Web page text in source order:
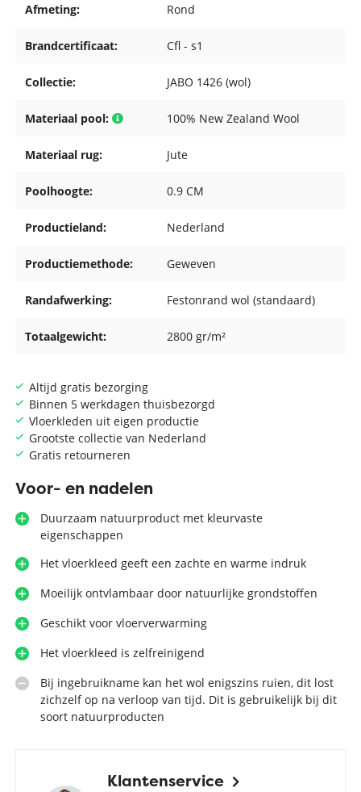
Altijd gratis bezorging
Binnen 5 werkdagen thuisbezorgd
Vloerkleden uit eigen productie
Grootste collectie van Nederland
Gratis retourneren
Voor- en nadelen
Duurzaam natuurproduct met kleurvaste
eigenschappen
Het vloerkleed geeft een zachte en warme indruk
Moeilijk ontvlambaar door natuurlijke grondstoffen
Geschikt voor vloerverwarming
Het vloerkleed is zelfreinigend
Bij ingebruikname kan het wol enigszins ruien, dit lost
zichzelf op na verloop van tijd. Dit is gebruikelijk bij dit
soort natuurproducten
Klantenservice
Afmeting: Rond
Brandcertificaat: Cfl - s1
Collectie: JABO 1426 (wol)
Materiaal pool: 100% New Zealand Wool
Materiaal rug: Jute
Poolhoogte: 0.9 CM
Productieland: Nederland
Productiemethode: Geweven
Randafwerking: Festonrand wol (standaard)
Totaalgewicht: 2800 gr/m²